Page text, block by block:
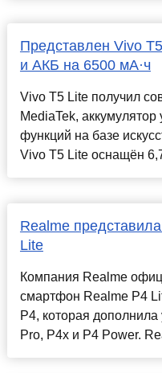
Представлен Vivo
и АКБ на 6500 мА·ч
Vivo T5 Lite получил
MediaTek,
функций на базе
Vivo T5 Lite оснащён
Realme
Lite
Компания Realme
смартфон Realme P4
P4, которая
Pro, P4x и P4 Power.